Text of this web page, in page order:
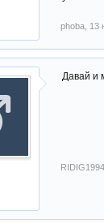
phoba 13
Давай и
RIDIG1994